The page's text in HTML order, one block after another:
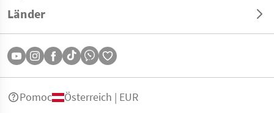
Länder
Pomoc Österreich | EUR